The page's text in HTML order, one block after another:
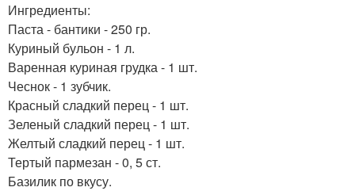
Ингредиенты:
Паста - бантики - 250 гр.
Куриный бульон - 1 л.
Варенная куриная грудка - 1 шт.
Чеснок - 1 зубчик.
Красный сладкий перец - 1 шт.
Зеленый сладкий перец - 1 шт.
Желтый сладкий перец - 1 шт.
Тертый пармезан - 0, 5 ст.
Базилик по вкусу.